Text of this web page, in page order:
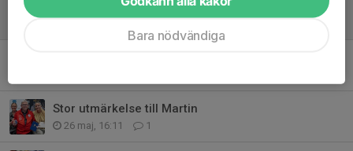
Prova på fäktning - nybörjarkurs
Stor utmärkelse till Martin
26 maj, 16:11 1
Bara nödvändiga